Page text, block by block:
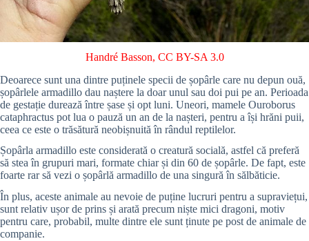
Handré Basson, CC BY-SA 3.0
Deoarece sunt una dintre puținele specii de șopârle care nu depun ouă,
șopârlele armadillo dau naștere la doar unul sau doi pui pe an. Perioada
de gestație durează între șase și opt luni. Uneori, mamele Ouroborus
cataphractus pot lua o pauză un an de la nașteri, pentru a își hrăni puii,
ceea ce este o trăsătură neobișnuită în rândul reptilelor.
Șopârla armadillo este considerată o creatură socială, astfel că preferă
să stea în grupuri mari, formate chiar și din 60 de șopârle. De fapt, este
foarte rar să vezi o șopârlă armadillo de una singură în sălbăticie.
În plus, aceste animale au nevoie de puține lucruri pentru a supraviețui,
sunt relativ ușor de prins și arată precum niște mici dragoni, motiv
pentru care, probabil, multe dintre ele sunt ținute pe post de animale de
companie.